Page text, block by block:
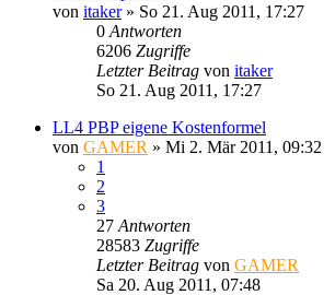
von itaker» So 21. Aug 2011, 17:27
0 Antworten
6206 Zugriffe
Letzter Beitrag von itaker
So 21. Aug 2011, 17:27
LL4 PBP eigene Kostenformel
von GAMER » Mi 2. Mär 2011, 09:32
1
2
3
27 Antworten
28583 Zugriffe
Letzter Beitrag von GAMER
Sa 20. Aug 2011, 07:48